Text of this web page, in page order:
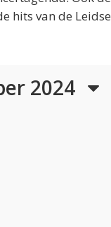
hits van de Leidse
2024